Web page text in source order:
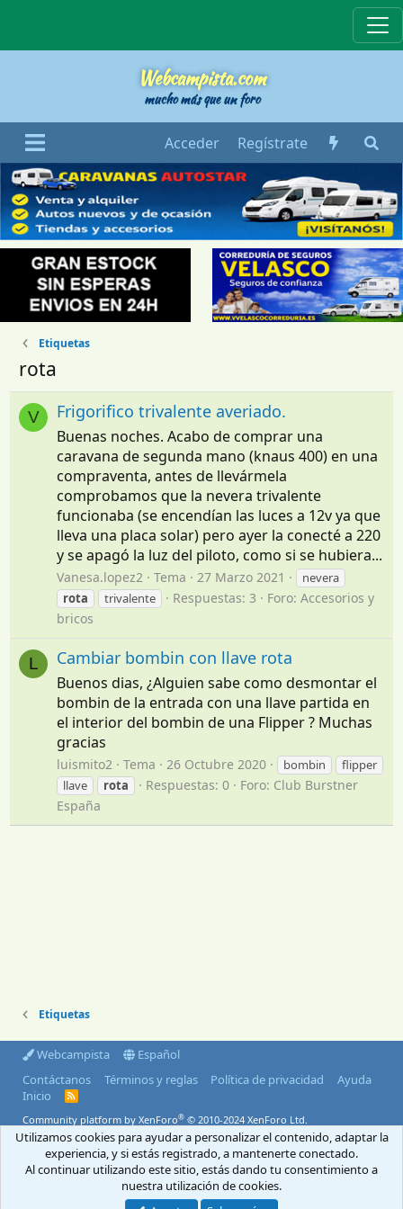
Webcampista.com
mucho más que un foro
Acceder Regístrate
Etiquetas
rota
V Frigorifico trivalente averiado.
Buenas noches. Acabo de comprar una
caravana de segunda mano (knaus 400) en una
compraventa, antes de llevármela
comprobamos que la nevera trivalente
funcionaba (se encendían las luces a 12v ya que
lleva una placa solar) pero ayer la conecté a 220
y se apagó la luz del piloto, como si se hubiera...
Vanesa.lopez2 Tema 27 Marzo 2021
nevera
rota
trivalente Respuestas: 3 Foro:Accesorios y
bricos
L Cambiar bombin con llave rota
Buenos dias, ¿Alguien sabe como desmontar el
bombin de la entrada con una llave partida en
el interior del bombin de una Flipper ? Muchas
gracias
luismito2 Tema 26 Octubre 2020 bombin
flipper
llave
rota Respuestas: 0 Foro: Club Burstner
España
Etiquetas
Webcampista
Español
Contáctanos
Términos y reglas Política de privacidad
Ayuda
Inicio
R
S
Community platform by XenForo® © 2010-2024 XenForo Ltd.
© 2004-2026 Webcampista.com
Aviso Legal
Menú profesionales
Política de cookies
Utilizamos cookies para ayudar a personalizar el contenido, adaptar la
experiencia, y si estás registrado, a mantenerte conectado.
Al continuar utilizando este sitio, estás dando tu consentimiento a
nuestra utilización de cookies.